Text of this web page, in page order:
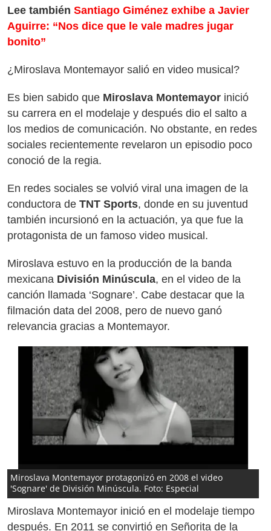
Lee también Santiago Giménez exhibe a Javier
Aguirre: “Nos dice que le vale madres jugar
bonito”
¿Miroslava Montemayor salió en video musical?
Es bien sabido que Miroslava Montemayor inició
su carrera en el modelaje y después dio el salto a
los medios de comunicación. No obstante, en redes
sociales recientemente revelaron un episodio poco
conoció de la regia.
En redes sociales se volvió viral una imagen de la
conductora de TNT Sports, donde en su juventud
también incursionó en la actuación, ya que fue la
protagonista de un famoso video musical.
Miroslava estuvo en la producción de la banda
mexicana División Minúscula, en el video de la
canción llamada ‘Sognare’. Cabe destacar que la
filmación data del 2008, pero de nuevo ganó
relevancia gracias a Montemayor.
Miroslava Montemayor protagonizó en 2008 el video
'Sognare' de División Minúscula. Foto: Especial
Miroslava Montemayor inició en el modelaje tiempo
después. En 2011 se convirtió en Señorita de la